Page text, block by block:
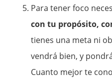
Para tener foco
con tu propósito,
tienes una meta ni
vendrá bien, y
Cuanto mejor te